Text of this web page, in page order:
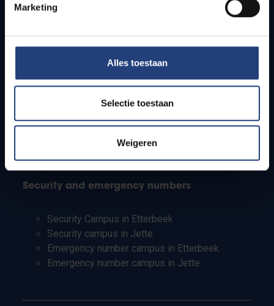
Marketing
Alles toestaan
Selectie toestaan
Weigeren
Students
PhD students
Teachers and secondary schools
Working students
Security and emergency numbers
Security Campus in Etterbeek
Security campus in Jette
Emergency number campus in Etterbeek
Emergency number campus in Jette